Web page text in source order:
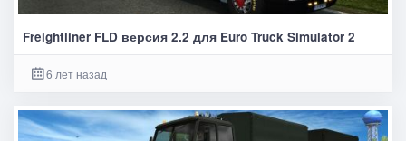
Freightliner FLD версия 2.2 для Euro Truck Simulator 2
6 лет назад